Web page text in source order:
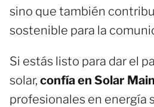
sino que también
sostenible para la
Si estás listo para dar el
solar, confía en Solar
profesionales en energía